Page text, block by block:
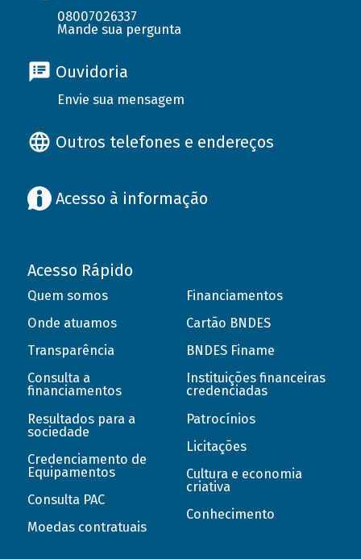
08007026337
Mande sua pergunta
Ouvidoria
Envie sua mensagem
Outros telefones e endereços
Acesso à informação
Acesso Rápido
Quem somos
Onde atuamos
Transparência
Consulta a
financiamentos
Resultados para a
sociedade
Credenciamento de
Equipamentos
Consulta PAC
Moedas contratuais
Financiamentos
Cartão BNDES
BNDES Finame
Instituições financeiras
credenciadas
Patrocínios
Licitações
Cultura e economia
criativa
Conhecimento